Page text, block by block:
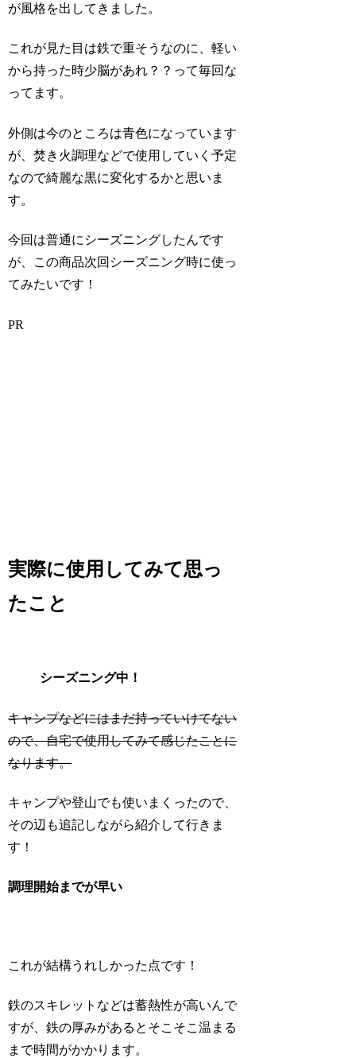
が風格を出してきました。
これが見た目は鉄で重そうなのに、軽い
から持った時少脳があれ？？って毎回な
ってます。
外側は今のところは青色になっています
が、焚き火調理などで使用していく予定
なので綺麗な黒に変化するかと思いま
す。
今回は普通にシーズニングしたんです
が、この商品次回シーズニング時に使っ
てみたいです！
PR
実際に使用してみて思っ
たこと
シーズニング中！
キャンプなどにはまだ持っていけてない
ので、自宅で使用してみて感じたことに
なります。
キャンプや登山でも使いまくったので、
その辺も追記しながら紹介して行きま
す！
調理開始までが早い
これが結構うれしかった点です！
鉄のスキレットなどは蓄熱性が高いんで
すが、鉄の厚みがあるとそこそこ温まる
まで時間がかかります。